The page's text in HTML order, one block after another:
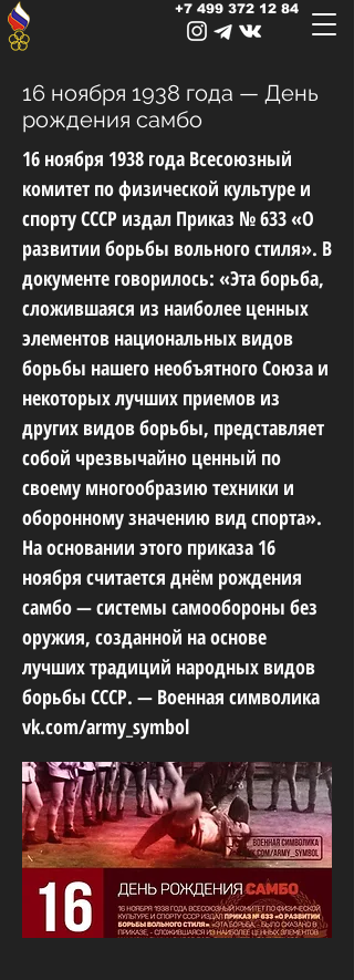
+7 499 372 12 84
16 ноября 1938 года — День
рождения самбо
16 ноября 1938 года Всесоюзный
комитет по физической культуре и
спорту СССР издал Приказ № 633 «О
развитии борьбы вольного стиля». В
документе говорилось: «Эта борьба,
сложившаяся из наиболее ценных
элементов национальных видов
борьбы нашего необъятного Союза и
некоторых лучших приемов из
других видов борьбы, представляет
собой чрезвычайно ценный по
своему многообразию техники и
оборонному значению вид спорта».
На основании этого приказа 16
ноября считается днём рождения
самбо — системы самообороны без
оружия, созданной на основе
лучших традиций народных видов
борьбы СССР. — Военная символика
vk.com/army_symbol